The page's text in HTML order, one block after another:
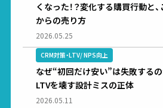
くなった！？変化する購買行動と
からの売り方
2026.05.25
CRM対策・LTV/ NPS向上
なぜ“初回だけ安い”は失敗するの
LTVを壊す設計ミスの正体
2026.05.11